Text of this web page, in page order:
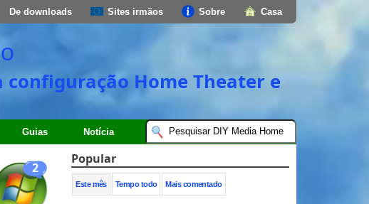
Casa
Sobre
Sites irmãos
De downloads
Home Theater e
Guias Notícia
2
Popular
Este mês Tempo todo Mais comentado